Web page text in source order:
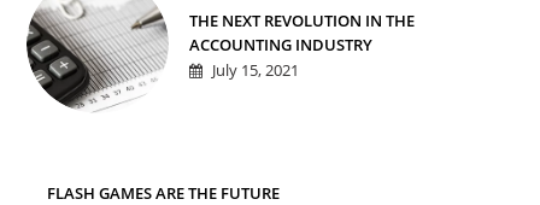
THE NEXT REVOLUTION IN THE
ACCOUNTING INDUSTRY
July 15, 2021
FLASH GAMES ARE THE FUTURE